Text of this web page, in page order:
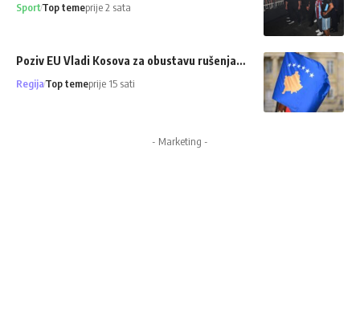
SportTop temeprije 2 sata
Poziv EU Vladi Kosova za obustavu rušenja…
RegijaTop temeprije 15 sati
- Marketing -